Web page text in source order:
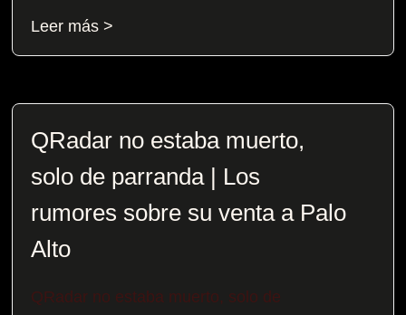
Leer más >
QRadar no estaba muerto,
solo de parranda | Los
rumores sobre su venta a Palo
Alto
QRadar no estaba muerto, solo de